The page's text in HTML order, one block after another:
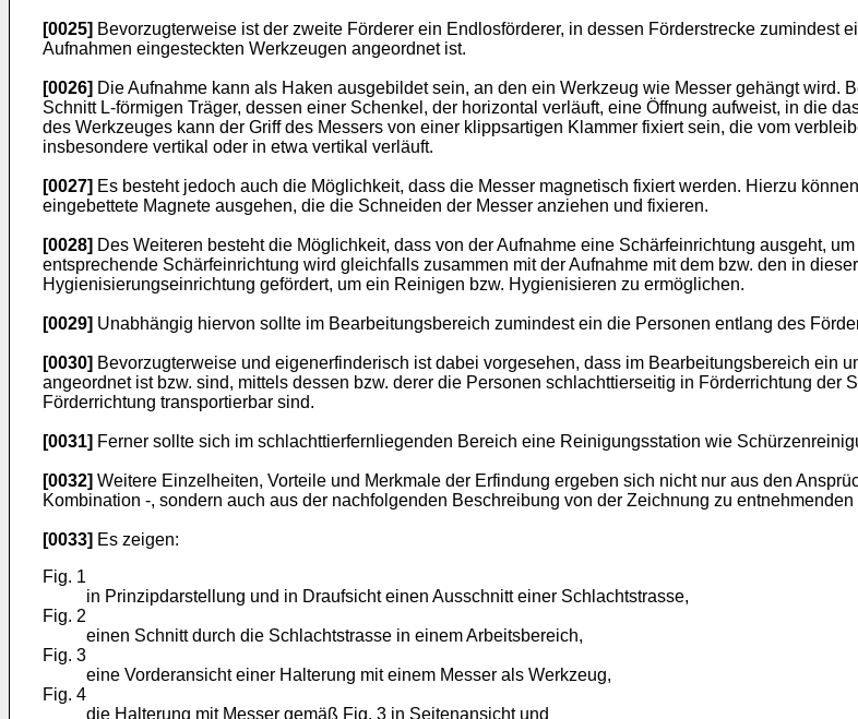
[0025] Bevorzugterweise ist der zweite Förderer ein Endlosförderer, in dessen Förderstrecke
Aufnahmen eingesteckten Werkzeugen angeordnet ist.
[0026] Die Aufnahme kann als Haken ausgebildet sein, an den ein Werkzeug wie Messer gehängt wird.
Schnitt L-förmigen Träger, dessen einer Schenkel, der horizontal verläuft, eine Öffnung aufweist, in die
des Werkzeuges kann der Griff des Messers von einer klippsartigen Klammer fixiert sein, die vom
insbesondere vertikal oder in etwa vertikal verläuft.
[0027] Es besteht jedoch auch die Möglichkeit, dass die Messer magnetisch fixiert werden. Hierzu
eingebettete Magnete ausgehen, die die Schneiden der Messer anziehen und fixieren.
[0028] Des Weiteren besteht die Möglichkeit, dass von der Aufnahme eine Schärfeinrichtung ausgeht,
entsprechende Schärfeinrichtung wird gleichfalls zusammen mit der Aufnahme mit dem bzw. den in
Hygienisierungseinrichtung gefördert, um ein Reinigen bzw. Hygienisieren zu ermöglichen.
[0029] Unabhängig hiervon sollte im Bearbeitungsbereich zumindest ein die Personen entlang des
[0030] Bevorzugterweise und eigenerfinderisch ist dabei vorgesehen, dass im Bearbeitungsbereich ein
angeordnet ist bzw. sind, mittels dessen bzw. derer die Personen schlachttierseitig in Förderrichtung
Förderrichtung transportierbar sind.
[0031] Ferner sollte sich im schlachttierfernliegenden Bereich eine Reinigungsstation wie
[0032] Weitere Einzelheiten, Vorteile und Merkmale der Erfindung ergeben sich nicht nur aus den
Kombination -, sondern auch aus der nachfolgenden Beschreibung von der Zeichnung zu
[0033] Es zeigen:
Fig. 1
in Prinzipdarstellung und in Draufsicht einen Ausschnitt einer Schlachtstrasse,
Fig. 2
einen Schnitt durch die Schlachtstrasse in einem Arbeitsbereich,
Fig. 3
eine Vorderansicht einer Halterung mit einem Messer als Werkzeug,
Fig. 4
die Halterung mit Messer gemäß Fig. 3 in Seitenansicht und